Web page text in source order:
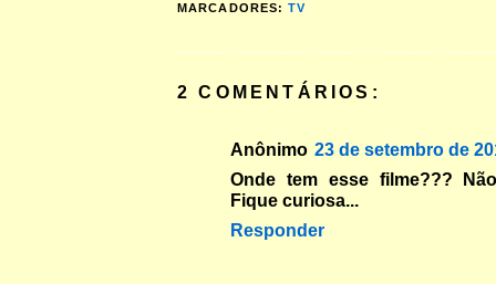
MARCADORES:TV
2 COMENTÁRIOS:
Anônimo 23 de setembro de
Onde tem esse filme???
Fique curiosa...
Responder